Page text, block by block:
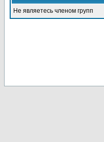
Не являетесь членом групп